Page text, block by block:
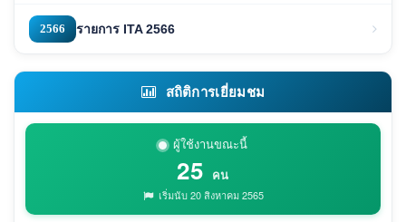
2566 รายการ ITA 2566
สถิติการเยี่ยมชม
ผู้ใช้งานขณะนี้
25 คน
เริ่มนับ 20 สิงหาคม 2565